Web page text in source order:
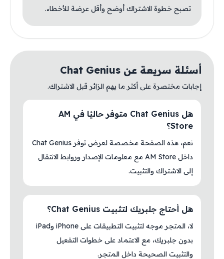
تصبح خطوة الاشتراك أوضح وأقل عرضة للأخطاء.
أسئلة سريعة عن Chat Genius
إجابات مختصرة على أكثر ما يهم الزائر قبل الاشتراك.
هل Chat Genius متوفر حاليًا في AM
Store؟
نعم، هذه الصفحة مخصصة لعرض توفر Chat Genius
داخل AM Store مع معلومات الإصدار وروابط الانتقال
إلى الاشتراك والتثبيت.
هل أحتاج جلبريك لتثبيت Chat Genius؟
لا، المتجر موجه لتثبيت التطبيقات على iPhone وiPad
بدون جلبريك، مع الاعتماد على خطوات التفعيل
والتثبيت الصحيحة داخل المتجر.